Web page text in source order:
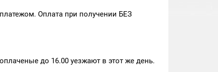
Оплата при получении БЕЗ
до 16.00 уезжают в этот же день.